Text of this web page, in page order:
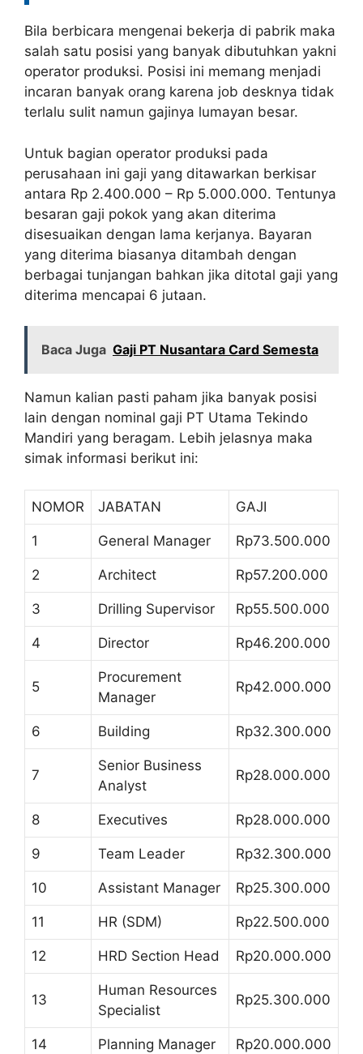
Bila berbicara mengenai bekerja di pabrik maka
salah satu posisi yang banyak dibutuhkan yakni
operator produksi. Posisi ini memang menjadi
incaran banyak orang karena job desknya tidak
terlalu sulit namun gajinya lumayan besar.
Untuk bagian operator produksi pada
perusahaan ini gaji yang ditawarkan berkisar
antara Rp 2.400.000 – Rp 5.000.000. Tentunya
besaran gaji pokok yang akan diterima
disesuaikan dengan lama kerjanya. Bayaran
yang diterima biasanya ditambah dengan
berbagai tunjangan bahkan jika ditotal gaji yang
diterima mencapai 6 jutaan.
Baca Juga Gaji PT Nusantara Card Semesta
Namun kalian pasti paham jika banyak posisi
lain dengan nominal gaji PT Utama Tekindo
Mandiri yang beragam. Lebih jelasnya maka
simak informasi berikut ini:
NOMOR JABATAN GAJI
1 General Manager Rp73.500.000
2 Architect Rp57.200.000
3 Drilling Supervisor Rp55.500.000
4 Director Rp46.200.000
5
Procurement
Manager
Rp42.000.000
6 Building Rp32.300.000
7
Senior Business
Analyst
Rp28.000.000
8 Executives Rp28.000.000
9 Team Leader Rp32.300.000
10 Assistant Manager Rp25.300.000
11 HR (SDM) Rp22.500.000
12 HRD Section Head Rp20.000.000
13
Human Resources
Specialist
Rp25.300.000
14 Planning Manager Rp20.000.000